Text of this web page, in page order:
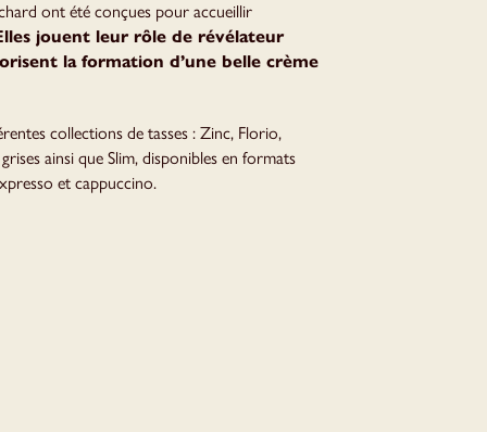
ont été conçues pour accueillir
jouent leur rôle de révélateur
la formation d’une belle crème
collections de tasses : Zinc, Florio,
ainsi que Slim, disponibles en formats
et cappuccino.